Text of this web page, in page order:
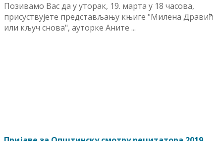
Позивамо Вас да у уторак, 19. марта у 18 часова,
присуствујете представљању књиге "Милена Дравић
или кључ снова", ауторке Аните ...